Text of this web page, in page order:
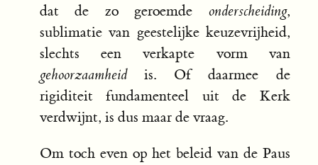
dat de zo geroemde onderscheiding,
sublimatie van geestelijke keuzevrijheid,
slechts een verkapte vorm van
gehoorzaamheidis. Of daarmee de
rigiditeit fundamenteel uit de Kerk
verdwijnt, is dus maar de vraag.
Om toch even op het beleid van de Paus